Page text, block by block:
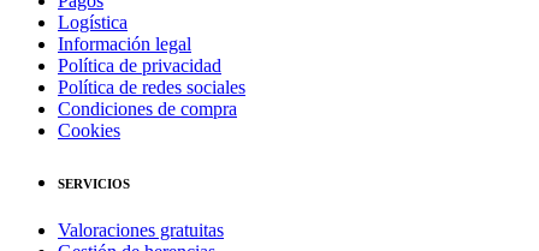
Logística
Información legal
Política de privacidad
Política de redes sociales
Condiciones de compra
Cookies
SERVICIOS
Valoraciones gratuitas